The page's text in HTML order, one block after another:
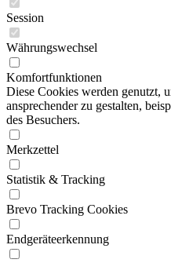
Session
Währungswechsel
Komfortfunktionen
Diese Cookies werden genutzt,
ansprechender zu gestalten,
des Besuchers.
Merkzettel
Statistik & Tracking
Brevo Tracking Cookies
Endgeräteerkennung